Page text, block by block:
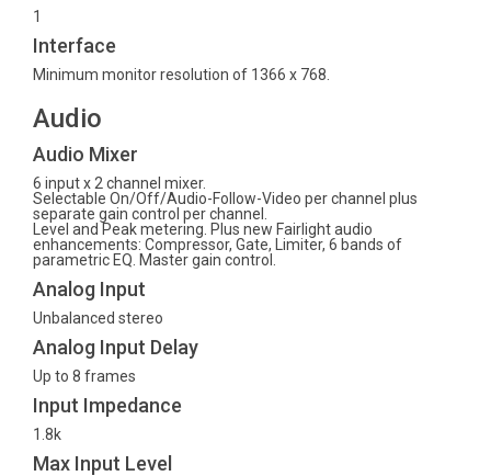
1
Interface
Minimum monitor resolution of 1366 x 768.
Audio
Audio Mixer
6 input x 2 channel mixer.
Selectable On/Off/Audio-Follow-Video per channel plus
separate gain control per channel.
Level and Peak metering. Plus new Fairlight audio
enhancements: Compressor, Gate, Limiter, 6 bands of
parametric EQ. Master gain control.
Analog Input
Unbalanced stereo
Analog Input Delay
Up to 8 frames
Input Impedance
1.8k
Max Input Level